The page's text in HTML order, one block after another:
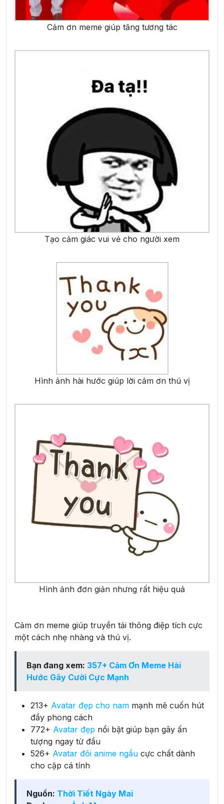
Cảm ơn meme giúp tăng tương tác
Tạo cảm giác vui vẻ cho người xem
Hình ảnh hài hước giúp lời cảm ơn thú vị
Hình ảnh đơn giản nhưng rất hiệu quả
Cảm ơn meme giúp truyền tải thông điệp tích cực
một cách nhẹ nhàng và thú vị.
Bạn đang xem: 357+ Cảm Ơn Meme Hài
Hước Gây Cười Cực Mạnh
213+ Avatar đẹp cho nam mạnh mẽ cuốn hút
đầy phong cách
772+ Avatar đẹp nổi bật giúp bạn gây ấn
tượng ngay từ đầu
526+ Avatar đôi anime ngầu cực chất dành
cho cặp cá tính
Nguồn: Thời Tiết Ngày Mai